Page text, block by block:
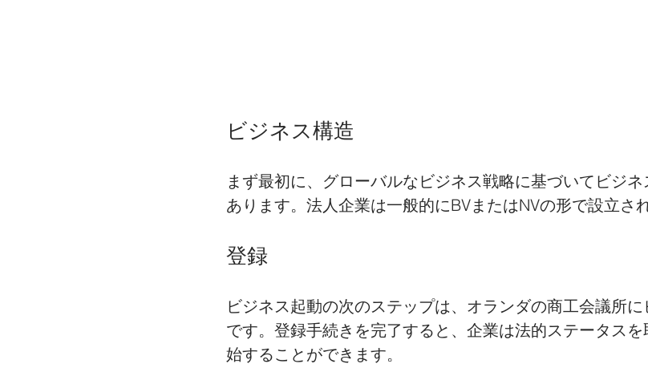
ビジネス構造
まず最初に、グローバルなビジネス戦略に基づいてビジ
あります。法人企業は一般的にBVまたはNVの形で設立され
登録
ビジネス起動の次のステップは、オランダの商工会議所
です。登録手続きを完了すると、企業は法的ステータス
始することができます。